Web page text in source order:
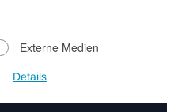
Impressum
Externe Medien
Details